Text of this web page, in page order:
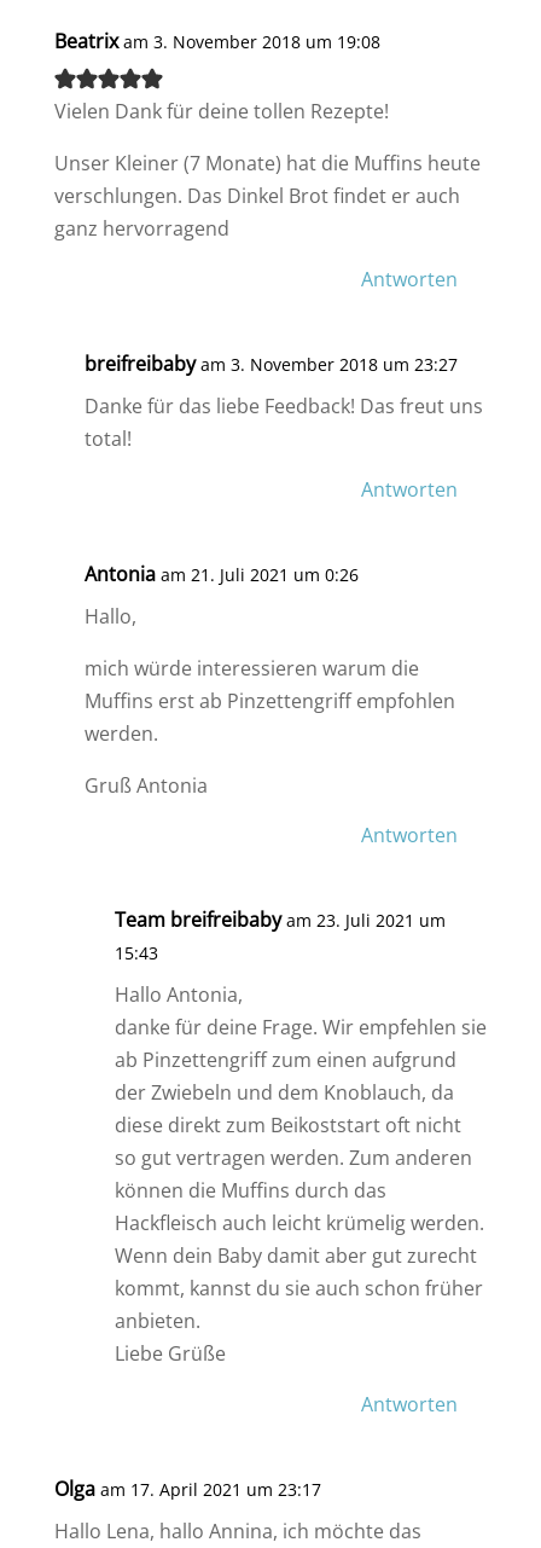
Beatrix am 3. November 2018 um 19:08
Vielen Dank für deine tollen Rezepte!
Unser Kleiner (7 Monate) hat die Muffins heute
verschlungen. Das Dinkel Brot findet er auch
ganz hervorragend
Antworten
breifreibaby am 3. November 2018 um 23:27
Danke für das liebe Feedback! Das freut uns
total!
Antworten
Antonia am 21. Juli 2021 um 0:26
Hallo,
mich würde interessieren warum die
Muffins erst ab Pinzettengriff empfohlen
werden.
Gruß Antonia
Antworten
Team breifreibaby am 23. Juli 2021 um
15:43
Hallo Antonia,
danke für deine Frage. Wir empfehlen sie
ab Pinzettengriff zum einen aufgrund
der Zwiebeln und dem Knoblauch, da
diese direkt zum Beikoststart oft nicht
so gut vertragen werden. Zum anderen
können die Muffins durch das
Hackfleisch auch leicht krümelig werden.
Wenn dein Baby damit aber gut zurecht
kommt, kannst du sie auch schon früher
anbieten.
Liebe Grüße
Antworten
Olga am 17. April 2021 um 23:17
Hallo Lena, hallo Annina, ich möchte das